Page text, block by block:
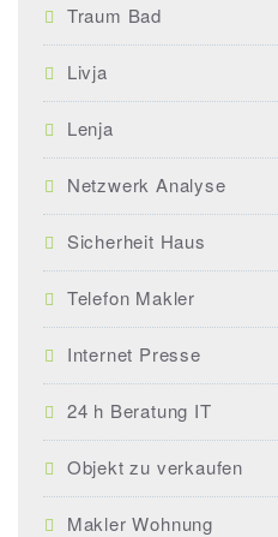
Traum Bad
Livja
Lenja
Netzwerk Analyse
Sicherheit Haus
Telefon Makler
Internet Presse
24 h Beratung IT
Objekt zu verkaufen
Makler Wohnung